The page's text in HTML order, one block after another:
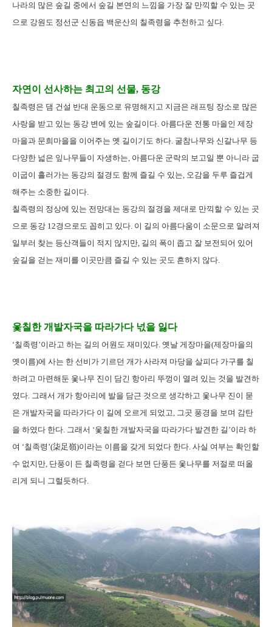
나라의 많은 숲길 중에서 숲길 본연의 느낌을 가장 잘 만끽할 수 있는 곳
으로 강원도 정선군 신동읍 백운산의 칠족령을 추천하고 싶다.
자연이 선사하는 최고의 선물, 동강
칠족령은 댐 건설 반대 운동으로 유명해지고 지금은 래프팅 장소로 많은
사랑을 받고 있는 동강 변에 있는 숲길이다. 아름다운 전통 마을인 제장
마을과 문희마을을 이어주는 옛 길이기도 하다. 굴참나무와 신갈나무 등
다양한 넓은 잎나무들이 자생하는, 아름다운 군락의 보고일 뿐 아니라 굽
이굽이 흘러가는 동강의 절경도 함께 즐길 수 있는, 오감을 두루 즐겁게
해주는 소중한 길이다.
칠족령의 정상에 있는 전망대는 동강의 절경을 제대로 만끽할 수 있는 곳
으로 동강 12경으로도 꼽히고 있다. 이 길의 아름다움이 소문으로 알려져
일부러 찾는 등산객들이 적지 않지만, 길의 폭이 좁고 잘 보전되어 있어
숲길을 걷는 재미를 이곳만큼 즐길 수 있는 곳도 흔하지 않다.
옻칠한 개발자국을 따라가다 넋을 잃다
‘칠족령’이라고 하는 길의 어원도 재미있다. 옛날 게장마을(제장마을의
옛이름)에 사는 한 선비가 기르던 개가 사라져 마당을 살피다 가구를 칠
하려고 마련해둔 옻나무 진이 담긴 항아리 뚜껑이 열려 있는 것을 발견하
였다. 그래서 개가 항아리에 발을 담근 것으로 생각하고 옻나무 진이 묻
은 개발자국을 따라가다 이 길에 오르게 되었고, 그곳 풍경을 보며 감탄
을 하였다 한다. 그래서 ‘옻칠한 개발자국을 따라가다 발견한 길’이라 하
여 ‘칠족령’(柒足嶺)이라는 이름을 갖게 되었다 한다. 사실 여부는 확인할
수 없지만, 단풍이 든 칠족령을 걷다 보면 단풍든 옻나무를 저절로 떠올
리게 되니 그럴듯하다.